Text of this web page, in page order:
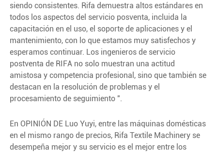
siendo consistentes. Rifa demuestra altos estándares en
todos los aspectos del servicio posventa, incluida la
capacitación en el uso, el soporte de aplicaciones y el
mantenimiento, con lo que estamos muy satisfechos y
esperamos continuar. Los ingenieros de servicio
postventa de RIFA no solo muestran una actitud
amistosa y competencia profesional, sino que también se
destacan en la resolución de problemas y el
procesamiento de seguimiento ".
En OPINIÓN DE Luo Yuyi, entre las máquinas domésticas
en el mismo rango de precios, Rifa Textile Machinery se
desempeña mejor y su servicio es el mejor entre los